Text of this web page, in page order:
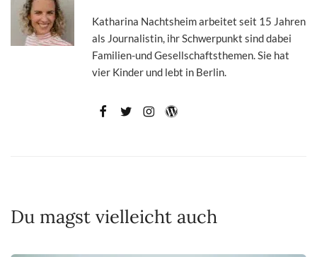
Katharina Nachtsheim arbeitet seit 15 Jahren
als Journalistin, ihr Schwerpunkt sind dabei
Familien-und Gesellschaftsthemen. Sie hat
vier Kinder und lebt in Berlin.
Du magst vielleicht auch